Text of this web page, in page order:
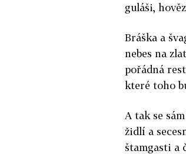
guláši,
Bráška a
nebes na
pořádná
které toho
A tak se
židlí a
štamgasti a